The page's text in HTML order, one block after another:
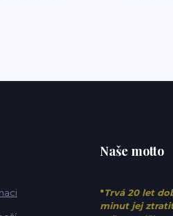
Naše motto
"Trvá 20 let
minut jej